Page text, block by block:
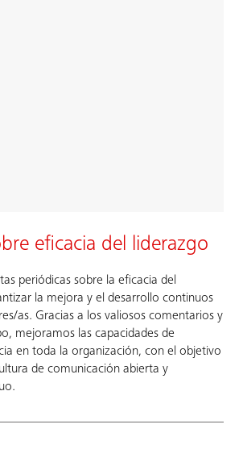
eficacia del liderazgo
periódicas sobre la eficacia del
la mejora y el desarrollo continuos
as. Gracias a los valiosos comentarios y
mejoramos las capacidades de
en toda la organización, con el objetivo
de comunicación abierta y